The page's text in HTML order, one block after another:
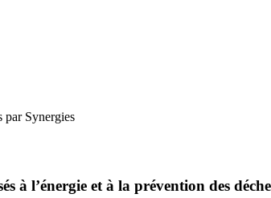
par Synergies
à l’énergie et à la prévention des